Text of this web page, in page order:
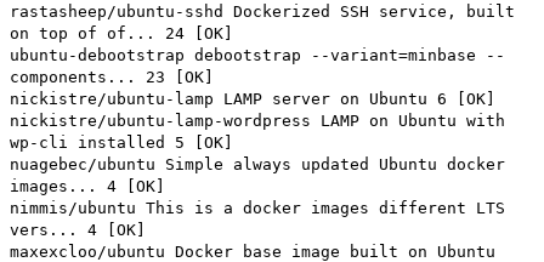
rastasheep/ubuntu-sshd Dockerized SSH service, built
on top of of... 24 [OK]
ubuntu-debootstrap debootstrap --variant=minbase --
components... 23 [OK]
nickistre/ubuntu-lamp LAMP server on Ubuntu 6 [OK]
nickistre/ubuntu-lamp-wordpress LAMP on Ubuntu with
wp-cli installed 5 [OK]
nuagebec/ubuntu Simple always updated Ubuntu docker
images... 4 [OK]
nimmis/ubuntu This is a docker images different LTS
vers... 4 [OK]
maxexcloo/ubuntu Docker base image built on Ubuntu